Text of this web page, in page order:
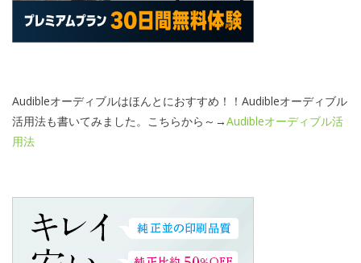
Audibleオーディブルはほんとにおすすめ！！Audibleオーディブル
活用法も書いてみました。こちらから～→Audibleオーディブル活
用法